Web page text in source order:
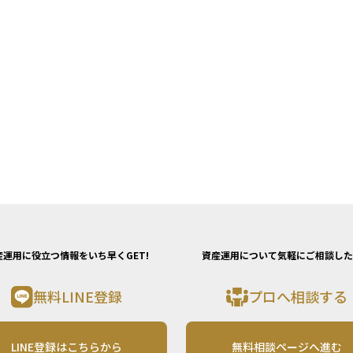
運用に役立つ情報をいち早くGET!
無料LINE登録
LINE登録はこちらから
資産運用について気軽にご相談し
プロへ相談する
無料相談ページへ進む